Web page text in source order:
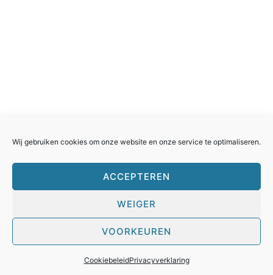
Wij gebruiken cookies om onze website en onze service te optimaliseren.
ACCEPTEREN
WEIGER
VOORKEUREN
CookiebeleidPrivacyverklaring
FacebookInstagramYoutubeTwitter
Cookies
Contacteer ons